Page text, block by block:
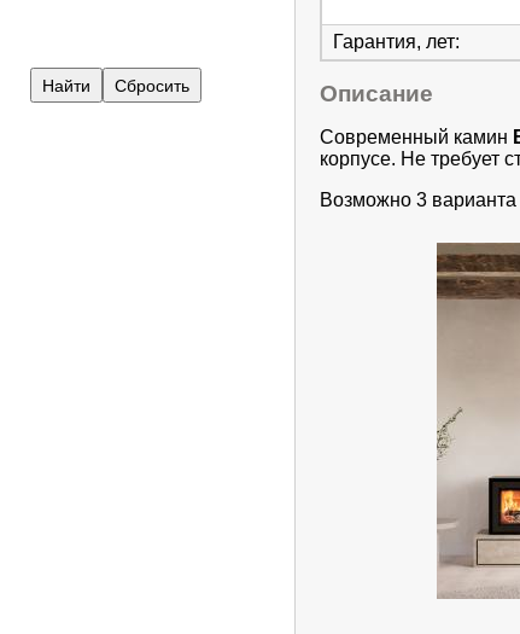
Гарантия, лет:
Описание
Современный камин
корпусе. Не требует
Возможно 3 варианта